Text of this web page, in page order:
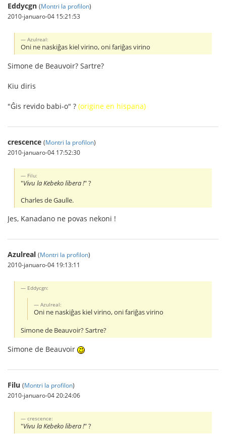
Eddycgn (Montri la profilon)
2010-januaro-04 15:21:53
Azulreal:
Oni ne naskiĝas kiel virino, oni fariĝas virino
Simone de Beauvoir? Sartre?
Kiu diris
"Ĝis revido babi-o" ? (origine en hispana)
crescence (Montri la profilon)
2010-januaro-04 17:52:30
Filu:
"Vivu la Kebeko libera !" ?
Charles de Gaulle.
Jes, Kanadano ne povas nekoni !
Azulreal (Montri la profilon)
2010-januaro-04 19:13:11
Eddycgn:
Azulreal:
Oni ne naskiĝas kiel virino, oni fariĝas virino
Simone de Beauvoir? Sartre?
Simone de Beauvoir
Filu (Montri la profilon)
2010-januaro-04 20:24:06
crescence:
"Vivu la Kebeko libera !" ?